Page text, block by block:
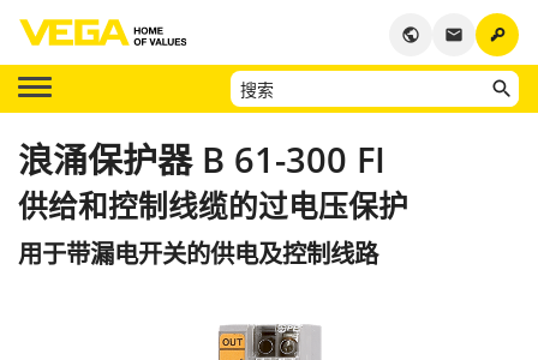
key
email
public
浪涌保护器 B 61-300 FI
供给和控制线缆的过电压保护
用于带漏电开关的供电及控制线路